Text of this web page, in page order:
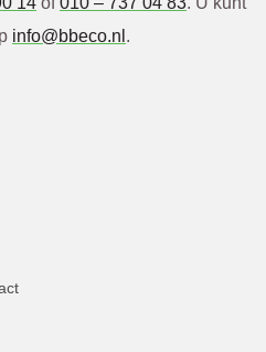
info@bbeco.nl .